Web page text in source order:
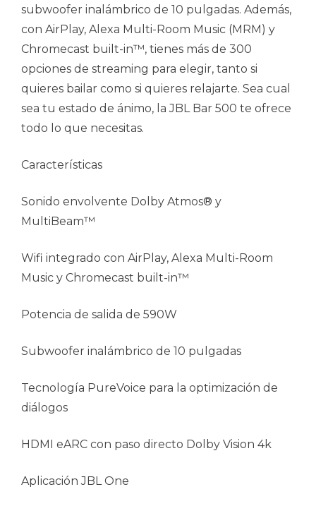
subwoofer inalámbrico de 10 pulgadas. Además,
con AirPlay, Alexa Multi-Room Music (MRM) y
Chromecast built-in™, tienes más de 300
opciones de streaming para elegir, tanto si
quieres bailar como si quieres relajarte. Sea cual
sea tu estado de ánimo, la JBL Bar 500 te ofrece
todo lo que necesitas.
Características
Sonido envolvente Dolby Atmos® y
MultiBeam™
Wifi integrado con AirPlay, Alexa Multi-Room
Music y Chromecast built-in™
Potencia de salida de 590W
Subwoofer inalámbrico de 10 pulgadas
Tecnología PureVoice para la optimización de
diálogos
HDMI eARC con paso directo Dolby Vision 4k
Aplicación JBL One